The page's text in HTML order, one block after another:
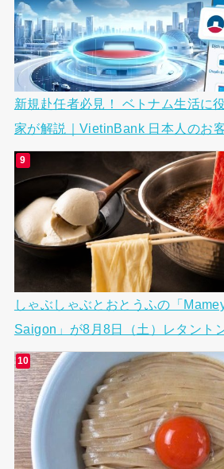
新規赴任者必見！ ベトナム生活に
家が解説｜VietinBank 日本人のお
しゃぶしゃぶとおとうふの「
Saigon」が8月8日（土）レタント